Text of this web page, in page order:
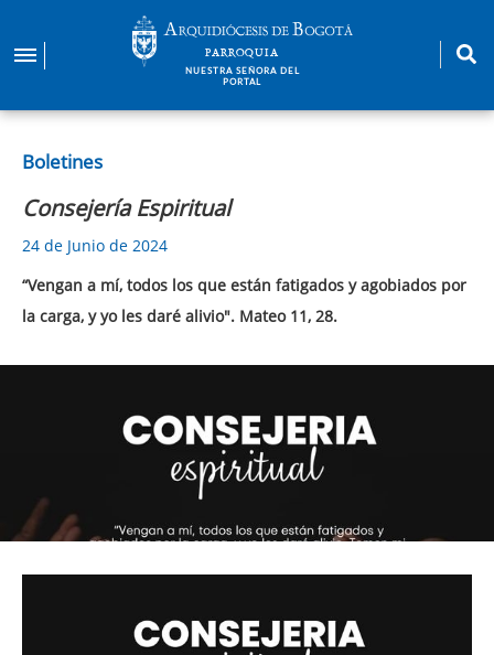
contenido
PARROQUIA
NUESTRA SEÑORA DEL
PORTAL
Boletines
Consejería Espiritual
24 de Junio de 2024
“Vengan a mí, todos los que están fatigados y agobiados por
la carga, y yo les daré alivio". Mateo 11, 28.